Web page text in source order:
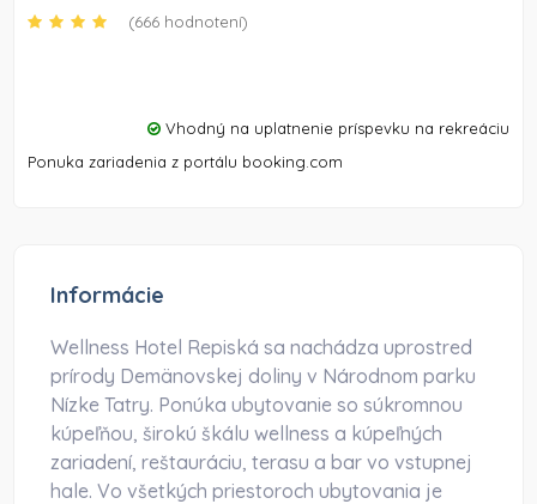
(666 hodnotení)
Vhodný na uplatnenie príspevku na rekreáciu
Ponuka zariadenia z portálu booking.com
Informácie
Wellness Hotel Repiská sa nachádza uprostred
prírody Demänovskej doliny v Národnom parku
Nízke Tatry. Ponúka ubytovanie so súkromnou
kúpeľňou, širokú škálu wellness a kúpeľných
zariadení, reštauráciu, terasu a bar vo vstupnej
hale. Vo všetkých priestoroch ubytovania je